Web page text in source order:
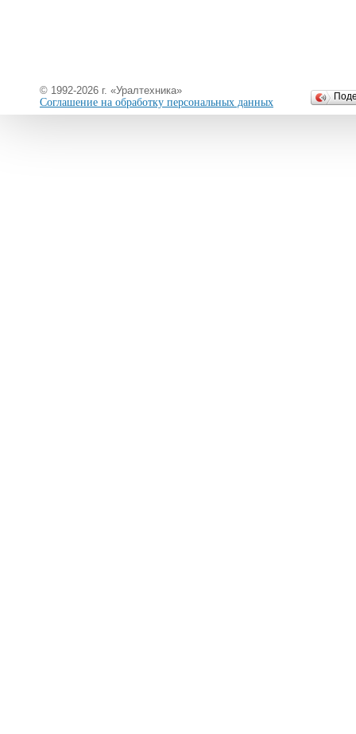
© 1992-2026 г. «Уралтехника»
Соглашение на обработку персональных данных